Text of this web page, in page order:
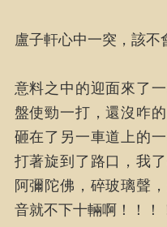
盧子軒心中一突，該不
意料之中的迎面來了
盤使勁一打，還沒咋
砸在了另一車道上的
打著旋到了路口，我
阿彌陀佛，碎玻璃聲
音就不下十輛啊！！！